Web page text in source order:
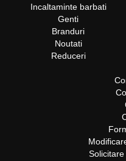
Incaltaminte barbati
Genti
Branduri
Noutati
Reduceri